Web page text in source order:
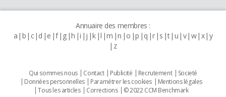
Annuaire des membres :
a b c d e f g h i j k l m n o p q r s t u v w x y
z
Qui sommes nous Contact Publicité Recrutement
Societé
Données personnelles
Paramétrer les cookies
Mentions légales
Tous les articles
Corrections © 2022 CCM Benchmark